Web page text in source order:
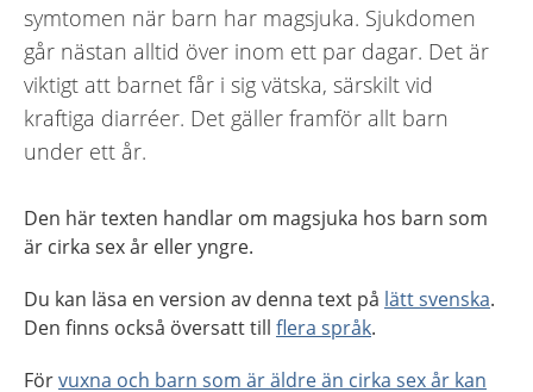
symtomen när barn har magsjuka. Sjukdomen
går nästan alltid över inom ett par dagar. Det är
viktigt att barnet får i sig vätska, särskilt vid
kraftiga diarréer. Det gäller framför allt barn
under ett år.
Den här texten handlar om magsjuka hos barn som
är cirka sex år eller yngre.
Du kan läsa en version av denna text på lätt svenska.
Den finns också översatt till flera språk.
Förvuxna och barn som är äldre än cirka sex år kan